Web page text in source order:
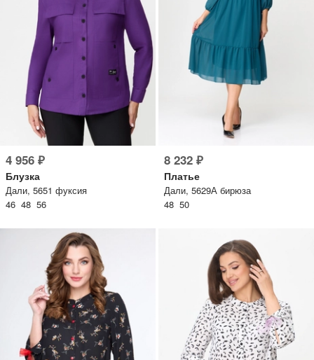
4 956 ₽
Блузка
Дали, 5651 фуксия
46 48 56
8 232 ₽
Платье
Дали, 5629А бирюза
48 50